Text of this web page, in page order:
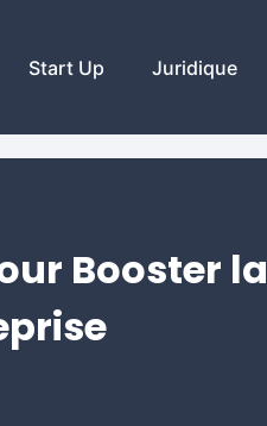
Start Up Juridique
Booster